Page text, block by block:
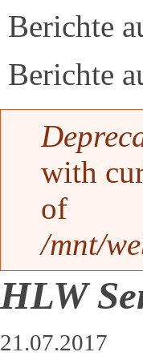
Berichte
Berichte
with
of
/mnt/
HLW
21.07.2017